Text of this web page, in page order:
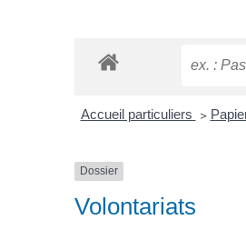
Accueil particuliers >
Dossier
Volontariats